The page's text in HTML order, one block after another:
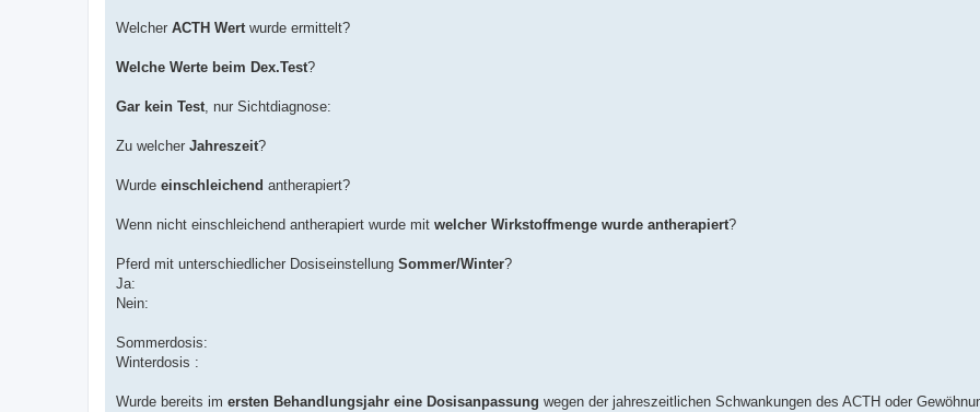
Welcher ACTH Wertwurde ermittelt?
Welche Werte beim Dex.Test?
Gar kein Test, nur Sichtdiagnose:
Zu welcher Jahreszeit?
Wurde einschleichend antherapiert?
Wenn nicht einschleichend antherapiert wurde mit welcher Wirkstoffmenge wurde antherapiert?
Pferd mit unterschiedlicher Dosiseinstellung Sommer/Winter?
Ja:
Nein:
Sommerdosis:
Winterdosis :
Wurde bereits im ersten Behandlungsjahr eine Dosisanpassung wegen der jahreszeitlichen Schwankungen des ACTH oder